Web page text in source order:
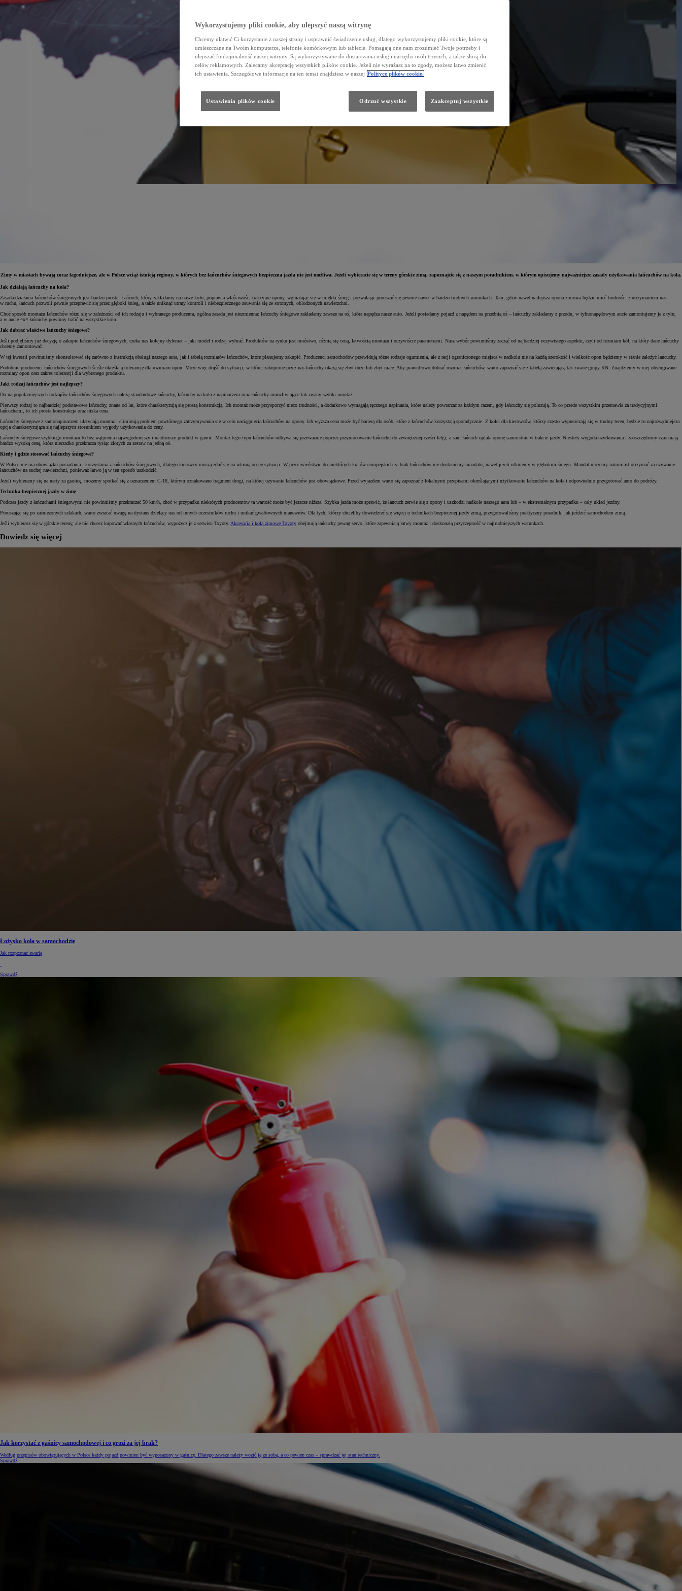
Zimy w miastach bywają coraz łagodniejsze, ale w Polsce wciąż istnieją regiony, w których bez łańcuchów śniegowych bezpieczna jazda nie jest możliwa. Jeżeli wybieracie się w tereny górskie zimą, zapoznajcie się z naszym poradnikiem, w którym opisujemy najważniejsze zasady użytkowania łańcuchów na koła.
Jak działają łańcuchy na koła?
Zasada działania łańcuchów śniegowych jest bardzo prosta. Łańcuch, który zakładamy na nasze koło, poprawia właściwości trakcyjne opony, wgniatając się w miękki śnieg i pozwalając poruszać się pewnie nawet w bardzo trudnych warunkach. Tam, gdzie nawet najlepsza opona zimowa będzie mieć trudności z utrzymaniem nas
w ruchu, łańcuch pozwoli pewnie przeprawić się przez głęboki śnieg, a także uniknąć utraty kontroli i niebezpiecznego zsuwania się ze stromych, oblodzonych nawierzchni.
Choć sposób montażu łańcuchów różni się w zależności od ich rodzaju i wybranego producenta, ogólna zasada jest niezmienna: łańcuchy śniegowe zakładamy zawsze na oś, która napędza nasze auto. Jeżeli posiadamy pojazd z napędem na przednią oś – łańcuchy zakładamy z przodu, w tylnonapędowym aucie zamontujemy je z tyłu,
a w aucie 4x4 łańcuchy powinny trafić na wszystkie koła.
Jak dobrać właściwe łańcuchy śniegowe?
Jeśli podjęliśmy już decyzję o zakupie łańcuchów śniegowych, czeka nas kolejny dylemat – jaki model i rodzaj wybrać. Produktów na rynku jest mnóstwo, różnią się ceną, łatwością montażu i oczywiście parametrami. Nasz wybór powinniśmy zacząć od najbardziej oczywistego aspektu, czyli od rozmiaru kół, na który dane łańcuchy
chcemy zamontować.
W tej kwestii powinniśmy skonsultować się zarówno z instrukcją obsługi naszego auta, jak i tabelą rozmiarów łańcuchów, które planujemy zakupić. Producenci samochodów przewidują różne rodzaje ogumienia, ale z racji ograniczonego miejsca w nadkolu nie na każdą szerokość i wielkość opon będziemy w stanie założyć łańcuchy.
Podobnie producenci łańcuchów śniegowych ściśle określają tolerancję dla rozmiaru opon. Może więc dojść do sytuacji, w której zakupione przez nas łańcuchy okażą się zbyt duże lub zbyt małe. Aby prawidłowo dobrać rozmiar łańcuchów, warto zapoznać się z tabelą zawierającą tak zwane grupy KN. Znajdziemy w niej obsługiwane
rozmiary opon oraz zakres tolerancji dla wybranego produktu.
Jaki rodzaj łańcuchów jest najlepszy?
Do najpopularniejszych rodzajów łańcuchów śniegowych należą standardowe łańcuchy, łańcuchy na koła z napinaczem oraz łańcuchy umożliwiające tak zwany szybki montaż.
Pierwszy rodzaj to najbardziej podstawowe łańcuchy, znane od lat, które charakteryzują się prostą konstrukcją. Ich montaż może przysporzyć nieco trudności, a dodatkowo wymagają ręcznego napinania, które należy powtarzać za każdym razem, gdy łańcuchy się poluzują. To co przede wszystkim przemawia za tradycyjnymi
łańcuchami, to ich prosta konstrukcja oraz niska cena.
Łańcuchy śniegowe z samonapinaczem ułatwiają montaż i eliminują problem powtórnego zatrzymywania się w celu naciągnięcia łańcuchów na opony. Ich wyższa cena może być barierą dla osób, które z łańcuchów korzystają sporadycznie. Z kolei dla kierowców, którzy często wypuszczają się w trudny teren, będzie to najrozsądniejsza
opcja charakteryzująca się najlepszym stosunkiem wygody użytkowania do ceny.
Łańcuchy śniegowe szybkiego montażu to bez wątpienia najwygodniejszy i najdroższy produkt w gamie. Montaż tego typu łańcuchów odbywa się przeważnie poprzez przymocowanie łańcuchu do zewnętrznej części felgi, a sam łańcuch oplata oponę samoistnie w trakcie jazdy. Niestety wygoda użytkowania i zaoszczędzony czas mają
bardzo wysoką cenę, która nierzadko przekracza tysiąc złotych za zestaw na jedną oś.
Kiedy i gdzie stosować łańcuchy śniegowe?
W Polsce nie ma obowiązku posiadania i korzystania z łańcuchów śniegowych, dlatego kierowcy muszą zdać się na własną ocenę sytuacji. W przeciwieństwie do niektórych krajów europejskich za brak łańcuchów nie dostaniemy mandatu, nawet jeżeli utkniemy w głębokim śniegu. Mandat możemy natomiast otrzymać za używanie
łańcuchów na suchej nawierzchni, ponieważ łatwo ją w ten sposób uszkodzić.
Jeżeli wybieramy się na narty za granicę, możemy spotkać się z oznaczeniem C-18, którym oznakowano fragment drogi, na której używanie łańcuchów jest obowiązkowe. Przed wyjazdem warto się zapoznać z lokalnymi przepisami określającymi użytkowanie łańcuchów na koła i odpowiednio przygotować auto do podróży.
Technika bezpiecznej jazdy w zimę
Podczas jazdy z łańcuchami śniegowymi nie powinniśmy przekraczać 50 km/h, choć w przypadku niektórych producentów ta wartość może być jeszcze niższa. Szybka jazda może sprawić, że łańcuch zerwie się z opony i uszkodzi nadkole naszego auta lub – w ekstremalnym przypadku – cały układ jezdny.
Poruszając się po zaśnieżonych szlakach, warto zwracać uwagę na dystans dzielący nas od innych uczestników ruchu i unikać gwałtownych manewrów. Dla tych, którzy chcieliby dowiedzieć się więcej o technikach bezpiecznej jazdy zimą, przygotowaliśmy praktyczny poradnik, jak jeździć samochodem zimą.
Jeśli wybierasz się w górskie tereny, ale nie chcesz kupować własnych łańcuchów, wypożycz je z serwisu Toyoty. Akcesoria i koła zimowe Toyoty obejmują łańcuchy pewag servo, które zapewniają łatwy montaż i doskonałą przyczepność w najtrudniejszych warunkach.
Dowiedz się więcej
Łożysko koła w samochodzie
Jak rozpoznać awarię
Sprawdź
Jak korzystać z gaśnicy samochodowej i co grozi za jej brak?
Według przepisów obowiązujących w Polsce każdy pojazd powinien być wyposażony w gaśnicę. Dlatego zawsze należy wozić ją ze sobą, a co pewien czas – sprawdzać jej stan techniczny.
Sprawdź
Wykorzystujemy pliki cookie, aby ulepszyć naszą witrynę
Chcemy ułatwić Ci korzystanie z naszej strony i usprawnić świadczenie usług, dlatego wykorzystujemy pliki cookie, które są
umieszczane na Twoim komputerze, telefonie komórkowym lub tablecie. Pomagają one nam zrozumieć Twoje potrzeby i
ulepszać funkcjonalność naszej witryny. Są wykorzystywane do dostarczania usług i narzędzi osób trzecich, a także służą do
celów reklamowych. Zalecamy akceptację wszystkich plików cookie. Jeżeli nie wyrażasz na to zgody, możesz łatwo zmienić
ich ustawienia. Szczegółowe informacje na ten temat znajdziesz w naszej Polityce plików cookie.
Ustawienia plików cookie Odrzuć wszystkie Zaakceptuj wszystkie